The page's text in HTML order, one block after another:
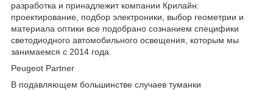
разработка и принадлежит компании Крилайн:
проектирование, подбор электроники, выбор геометрии и
материала оптики все подобрано сознанием специфики
светодиодного автомобильного освещения, которым мы
занимаемся с 2014 года.
Peugeot Partner
В подавляющем большинстве случаев туманки